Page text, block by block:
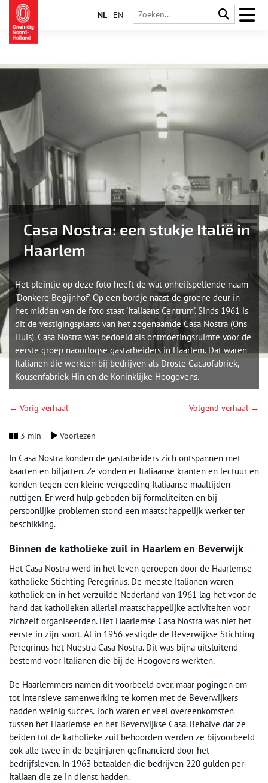
NL EN
Casa Nostra: een stukje Italië in
Haarlem
Het pleintje op deze foto heeft de wat onheilspellende naam
'Donkere Begijnhof'. Op een bordje naast de groene deur in
het midden van de foto staat 'Italiaans Centrum'. Sinds 1961 is
dit de vestigingsplaats van het zogenaamde Casa Nostra (Ons
Huis). Casa Nostra was bedoeld als ontmoetingsruimte voor de
eerste groep naoorlogse gastarbeiders in Haarlem. Dat waren
Italianen die werkten bij bedrijven als Droste Cacaofabriek,
Kousenfabriek Hin en de Koninklijke Hoogovens.
← Vorig verhaal Volgend verhaal →
3 min Voorlezen
In Casa Nostra konden de gastarbeiders zich ontspannen met
kaarten en biljarten. Ze vonden er Italiaanse kranten en lectuur en
konden tegen een kleine vergoeding Italiaanse maaltijden
nuttigen. Er werd hulp geboden bij formaliteiten en bij
persoonlijke problemen stond een maatschappelijk werker ter
beschikking.
Binnen de katholieke zuil in Haarlem en Beverwijk
Het Casa Nostra werd in het leven geroepen door de Haarlemse
katholieke Stichting Peregrinus. De meeste Italianen waren
katholiek en in het verzuilde Nederland van 1961 lag het voor de
hand dat katholieken allerlei maatschappelijke activiteiten voor
zichzelf organiseerden. Het Haarlemse Casa Nostra was niet het
eerste in zijn soort. Al in 1956 vestigde de Beverwijkse Stichting
Peregrinus het Nuestra Casa Nostra. Dit was bijna uitsluitend
bestemd voor Italianen die bij de Hoogovens werkten.
De Haarlemmers namen dit voorbeeld over, maar pogingen om
tot intensieve samenwerking te komen met de Beverwijkers
hadden weinig succes. Toch waren er veel overeenkomsten
tussen het Haarlemse en het Beverwijkse Casa. Behalve dat ze
beiden tot de katholieke zuil behoorden werden ze bijvoorbeeld
ook alle twee in de beginjaren gefinancierd door het
bedrijfsleven. In 1963 betaalden die bedrijven 220 gulden per
Italiaan die ze in dienst hadden.